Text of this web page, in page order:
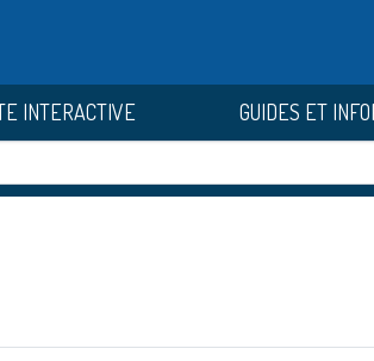
INTERACTIVE GUIDES ET